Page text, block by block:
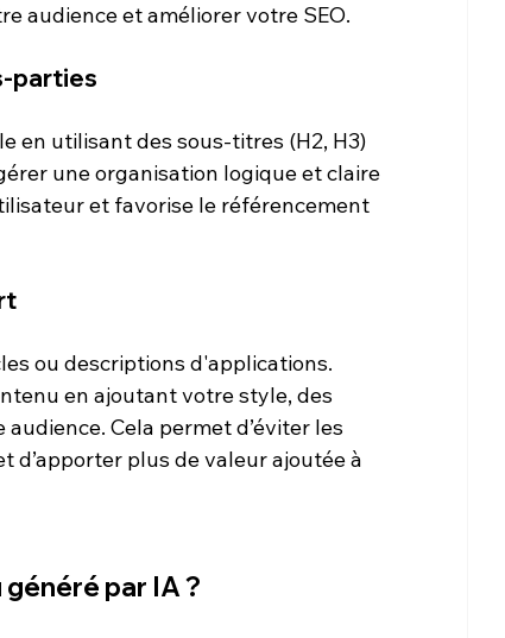
audience et améliorer votre SEO.
parties
en utilisant des sous-titres (H2, H3)
une organisation logique et claire
et favorise le référencement
ou descriptions d'applications.
en ajoutant votre style, des
Cela permet d’éviter les
d’apporter plus de valeur ajoutée à
par IA ?